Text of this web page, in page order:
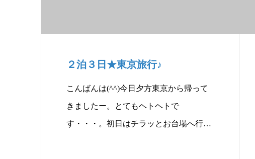
２泊３日★東京旅行♪
こんばんは(^^)今日夕方東京から帰って
きましたー。とてもヘトヘトで
す・・・。初日はチラッとお台場へ行